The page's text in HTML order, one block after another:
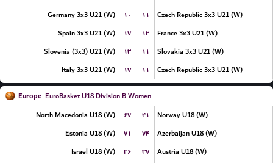
Germany 3x3 U21 (W)
۱۰ ۱۱
Czech Republic 3x3 U21 (W)
Spain 3x3 U21 (W)
۱۷ ۱۳
France 3x3 U21 (W)
Slovenia (3x3) U21 (W)
۱۳ ۱۱
Slovakia 3x3 U21 (W)
Italy 3x3 U21 (W)
۱۷ ۱۱ Czech Republic 3x3 U21 (W)
Europe EuroBasket U18 Division B Women
North Macedonia U18 (W)
۶۷ ۴۱
Norway U18 (W)
Estonia U18 (W)
۷۱ ۷۴
Azerbaijan U18 (W)
Israel U18 (W)
۳۶ ۳۷
Austria U18 (W)